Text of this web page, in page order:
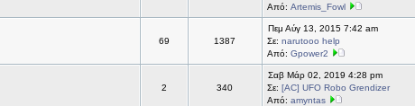
Από: Artemis_Fowl
69 1387
Πεμ Αύγ 13, 2015 7:42 am
Σε: narutooo help
Από: Gpower2
2 340
Σαβ Μάρ 02, 2019 4:28 pm
Σε: [AC] UFO Robo Grendizer
Από: amyntas